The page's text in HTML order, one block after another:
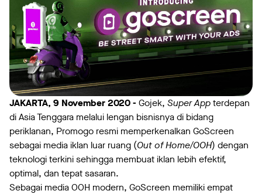
JAKARTA, 9 November 2020 - Gojek, Super Appterdepan
di Asia Tenggara melalui lengan bisnisnya di bidang
periklanan, Promogo resmi memperkenalkan GoScreen
sebagai media iklan luar ruang (Out of Home/OOH) dengan
teknologi terkini sehingga membuat iklan lebih efektif,
optimal, dan tepat sasaran.
Sebagai media OOH modern, GoScreen memiliki empat